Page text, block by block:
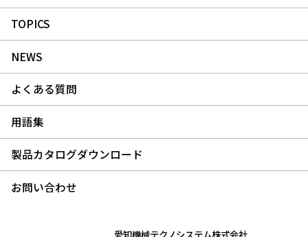
TOPICS
NEWS
よくある質問
用語集
製品カタログダウンロード
お問い合わせ